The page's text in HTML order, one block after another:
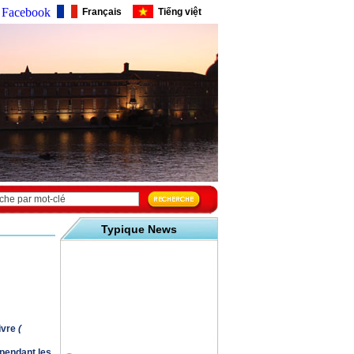
Facebook Français Tiếng việt
(
Typique News